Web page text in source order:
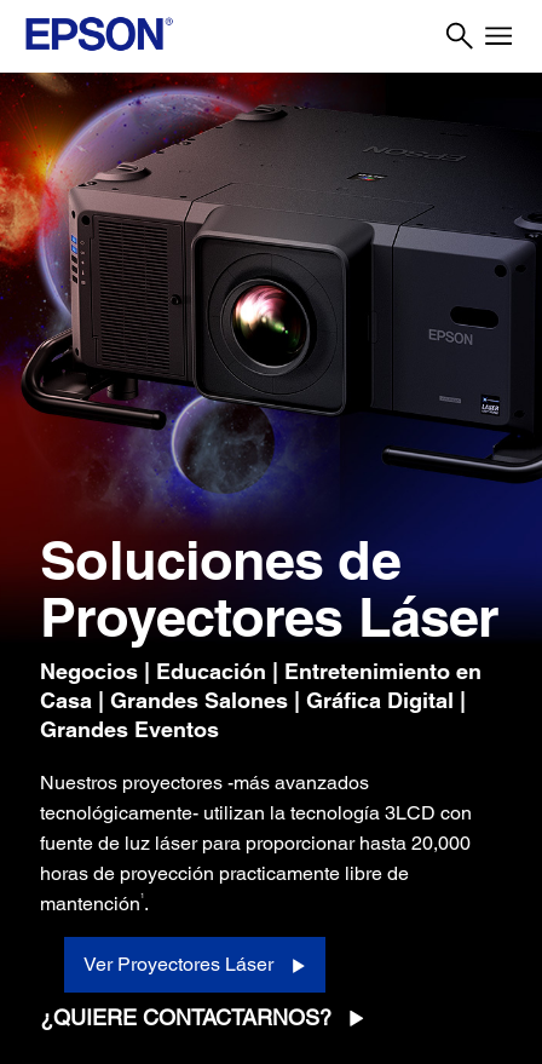
Soluciones de
Proyectores Láser
Negocios | Educación | Entretenimiento en
Casa | Grandes Salones | Gráfica Digital |
Grandes Eventos
Nuestros proyectores -más avanzados
tecnológicamente- utilizan la tecnología 3LCD con
fuente de luz láser para proporcionar hasta 20,000
horas de proyección practicamente libre de
mantención1.
Ver Proyectores Láser
¿QUIERE CONTACTARNOS?